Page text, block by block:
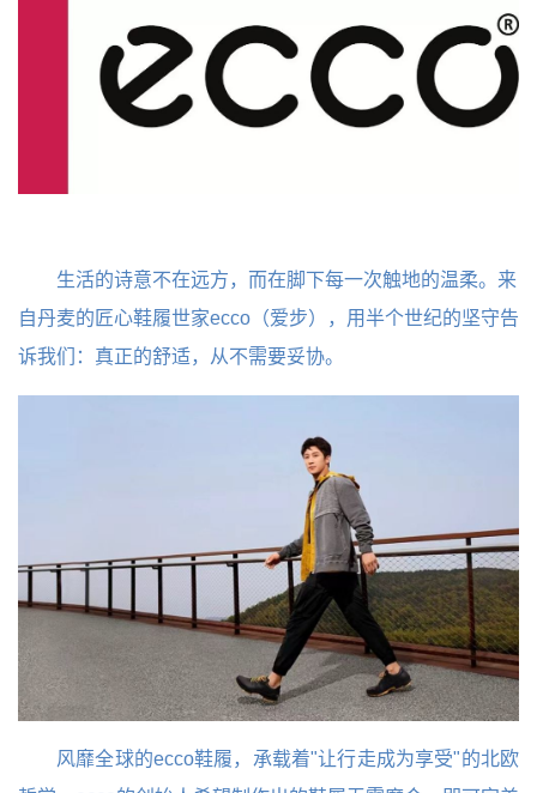
生活的诗意不在远方，而在脚下每一次触地的温柔。来
自丹麦的匠心鞋履世家ecco（爱步），用半个世纪的坚守告
诉我们：真正的舒适，从不需要妥协。
风靡全球的ecco鞋履，承载着"让行走成为享受"的北欧